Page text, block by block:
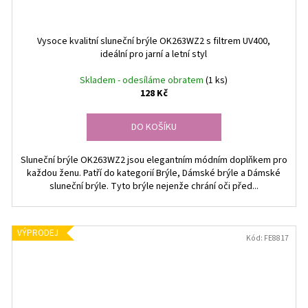
Vysoce kvalitní sluneční brýle OK263WZ2 s filtrem UV400,
ideální pro jarní a letní styl
Skladem - odesíláme obratem(1 ks)
128 Kč
DO KOŠÍKU
Sluneční brýle OK263WZ2 jsou elegantním módním doplňkem pro
každou ženu. Patří do kategorií Brýle, Dámské brýle a Dámské
sluneční brýle. Tyto brýle nejenže chrání oči před...
VÝPRODEJ Kód: FE8817